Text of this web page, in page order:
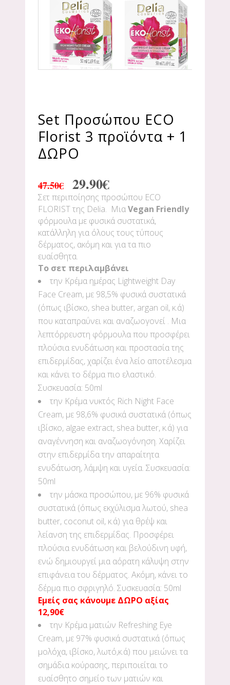
Set Προσώπου ECO
Florist 3 προϊόντα + 1
ΔΩΡΟ
47.50€ 29.90€
Σετ περιποίησης προσώπου ECO
FLORIST της Delia. ΜιαVegan Friendly
φόρμουλα με φυσικά συστατικά,
κατάλληλη για όλους τους τύπους
δέρματος, ακόμη και για τα πιο
ευαίσθητα.
Το σετ περιλαμβάνει
την Κρέμα ημέρας Lightweight Day
Face Cream, με 98,5% φυσικά συστατικά
(όπως ιβίσκο, shea butter, argan oil, κ.ά)
που καταπραΰνει και αναζωογονεί . Μια
λεπτόρρευστη φόρμουλα που προσφέρει
πλούσια ενυδάτωση και προστασία της
επιδερμίδας, χαρίζει ένα λείο αποτέλεσμα
και κάνει το δέρμα πιο ελαστικό.
Συσκευασία: 50ml
την Κρέμα νυκτός Rich Night Face
Cream, με 98,6% φυσικά συστατικά (όπως
ιβίσκο, algae extract, shea butter, κ.ά) για
αναγέννηση και αναζωογόνηση. Χαρίζει
στην επιδερμίδα την απαραίτητα
ενυδάτωση, λάμψη και υγεία. Συσκευασία:
50ml
την μάσκα προσώπου, με 96% φυσικά
συστατικά (όπως εκχύλισμα λωτού, shea
butter, coconut oil, κ.ά) για θρέψ και
λείανση της επιδερμίδας. Προσφέρει
πλούσια ενυδάτωση και βελούδινη υφή,
ενώ δημιουργεί μια αόρατη κάλυψη στην
επιφάνεια του δέρματος. Ακόμη, κάνει το
δέρμα πιο σφριγηλό. Συσκευασία: 50ml
Εμείς σας κάνουμε ΔΩΡΟ αξίας
12,90€
την Κρέμα ματιών Refreshing Eye
Cream, με 97% φυσικά συστατικά (όπως
μολόχα, ιβίσκο, λωτό,κ.ά) που μειώνει τα
σημάδια κούρασης, περιποιείται το
ευαίσθητο σημείο των ματιών και